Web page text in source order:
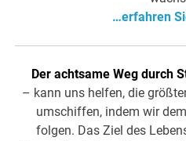
…erfahren
Der achtsame Weg durch
– kann uns helfen, die
umschiffen, indem wir
folgen. Das Ziel des